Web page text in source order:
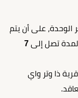
على أن يتم
تصل إلى 7
ذا وتر واي